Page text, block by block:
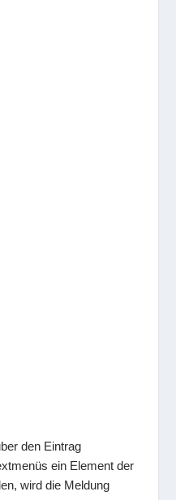
den Eintrag
ein Element der
wird die Meldung